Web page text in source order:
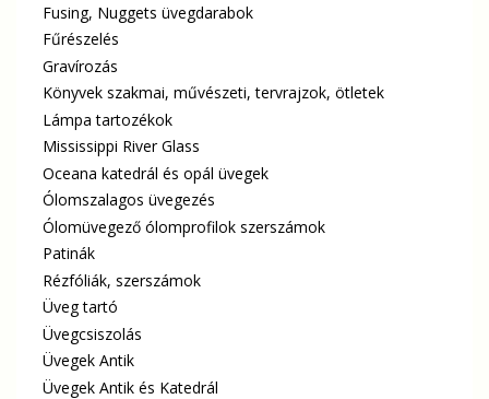
Fusing, Nuggets üvegdarabok
Fűrészelés
Gravírozás
Könyvek szakmai, művészeti, tervrajzok, ötletek
Lámpa tartozékok
Mississippi River Glass
Oceana katedrál és opál üvegek
Ólomszalagos üvegezés
Ólomüvegező ólomprofilok szerszámok
Patinák
Rézfóliák, szerszámok
Üveg tartó
Üvegcsiszolás
Üvegek Antik
Üvegek Antik és Katedrál